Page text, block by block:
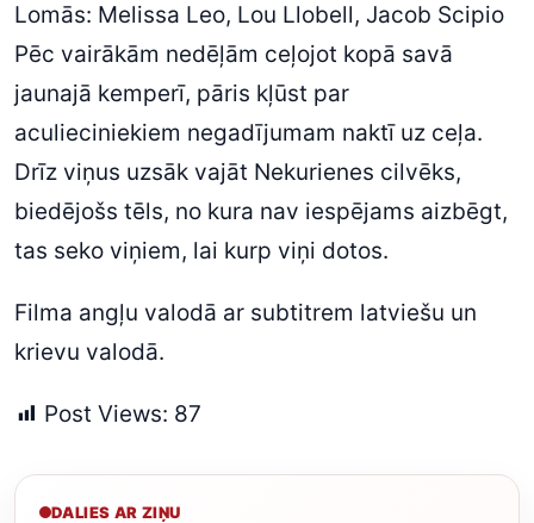
Lomās: Melissa Leo, Lou Llobell, Jacob Scipio
Pēc vairākām nedēļām ceļojot kopā savā
jaunajā kemperī, pāris kļūst par
aculieciniekiem negadījumam naktī uz ceļa.
Drīz viņus uzsāk vajāt Nekurienes cilvēks,
biedējošs tēls, no kura nav iespējams aizbēgt,
tas seko viņiem, lai kurp viņi dotos.
Filma angļu valodā ar subtitrem latviešu un
krievu valodā.
Post Views: 87
DALIES AR ZIŅU